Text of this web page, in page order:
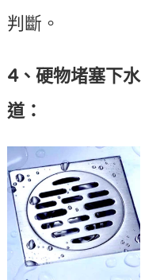
判斷。
4、硬物堵塞下水
道：